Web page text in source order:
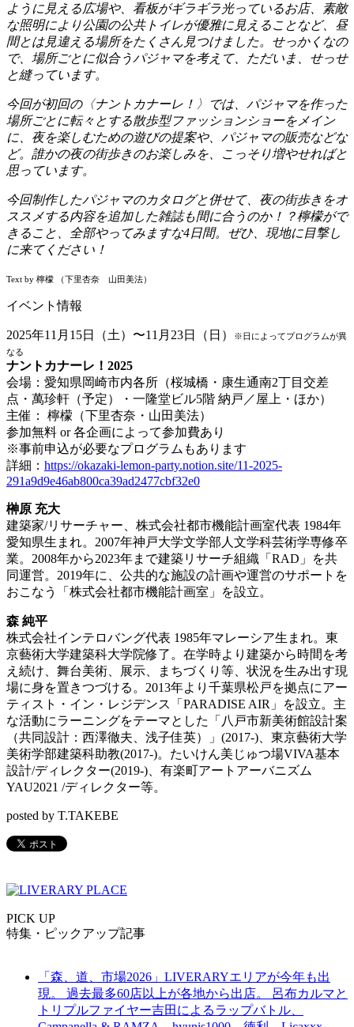
ように見える広場や、看板がギラギラ光っているお店、素敵
な照明により公園の公共トイレが優雅に見えることなど、昼
間とは見違える場所をたくさん見つけました。せっかくなの
で、場所ごとに似合うパジャマを考えて、ただいま、せっせ
と縫っています。
今回が初回の〈ナントカナーレ！〉では、パジャマを作った
場所ごとに転々とする散歩型ファッションショーをメイン
に、夜を楽しむための遊びの提案や、パジャマの販売などな
ど。誰かの夜の街歩きのお楽しみを、こっそり増やせればと
思っています。
今回制作したパジャマのカタログと併せて、夜の街歩きをオ
ススメする内容を追加した雑誌も間に合うのか！？檸檬がで
きること、全部やってみますな4日間。ぜひ、現地に目撃し
に来てください！
Text by 檸檬 （下里杏奈 山田美法）
イベント情報
2025年11月15日（土）〜11月23日（日）
※日によってプログラムが異
なる
ナントカナーレ！2025
会場：愛知県岡崎市内各所（桜城橋・康生通南2丁目交差
点・萬珍軒（予定）・一隆堂ビル5階 納戸／屋上・ほか）
主催： 檸檬（下里杏奈・山田美法）
参加無料 or 各企画によって参加費あり
※事前申込が必要なプログラムもあります
詳細： https://okazaki-lemon-party.notion.site/11-2025-
291a9d9e46ab800ca39ad2477cbf32e0
榊原 充大
建築家/リサーチャー、株式会社都市機能計画室代表 1984年
愛知県生まれ。2007年神戸大学文学部人文学科芸術学専修卒
業。2008年から2023年まで建築リサーチ組織「RAD」を共
同運営。2019年に、公共的な施設の計画や運営のサポートを
おこなう「株式会社都市機能計画室」を設立。
森 純平
株式会社インテロバング代表 1985年マレーシア生まれ。東
京藝術大学建築科大学院修了。在学時より建築から時間を考
え続け、舞台美術、展示、まちづくり等、状況を生み出す現
場に身を置きつづける。2013年より千葉県松戸を拠点にアー
ティスト・イン・レジデンス「PARADISE AIR」を設立。主
な活動にラーニングをテーマとした「八戸市新美術館設計案
（共同設計：西澤徹夫、浅子佳英）」(2017-)、東京藝術大学
美術学部建築科助教(2017-)。たいけん美じゅつ場VIVA基本
設計/ディレクター(2019-)、有楽町アートアーバニズム
YAU2021 /ディレクター等。
posted by T.TAKEBE
PICK UP
特集・ピックアップ記事
「森、道、市場2026」LIVERARYエリアが今年も出
現。 過去最多60店以上が各地から出店。 呂布カルマと
トリプルファイヤー吉田によるラップバトル、